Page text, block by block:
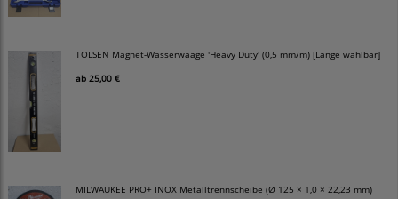
TOLSEN Magnet-Wasserwaage 'Heavy Duty' (0,5 mm/m) [Länge wählbar]
ab 25,00 €
MILWAUKEE PRO+ INOX Metalltrennscheibe (Ø 125 × 1,0 × 22,23 mm)